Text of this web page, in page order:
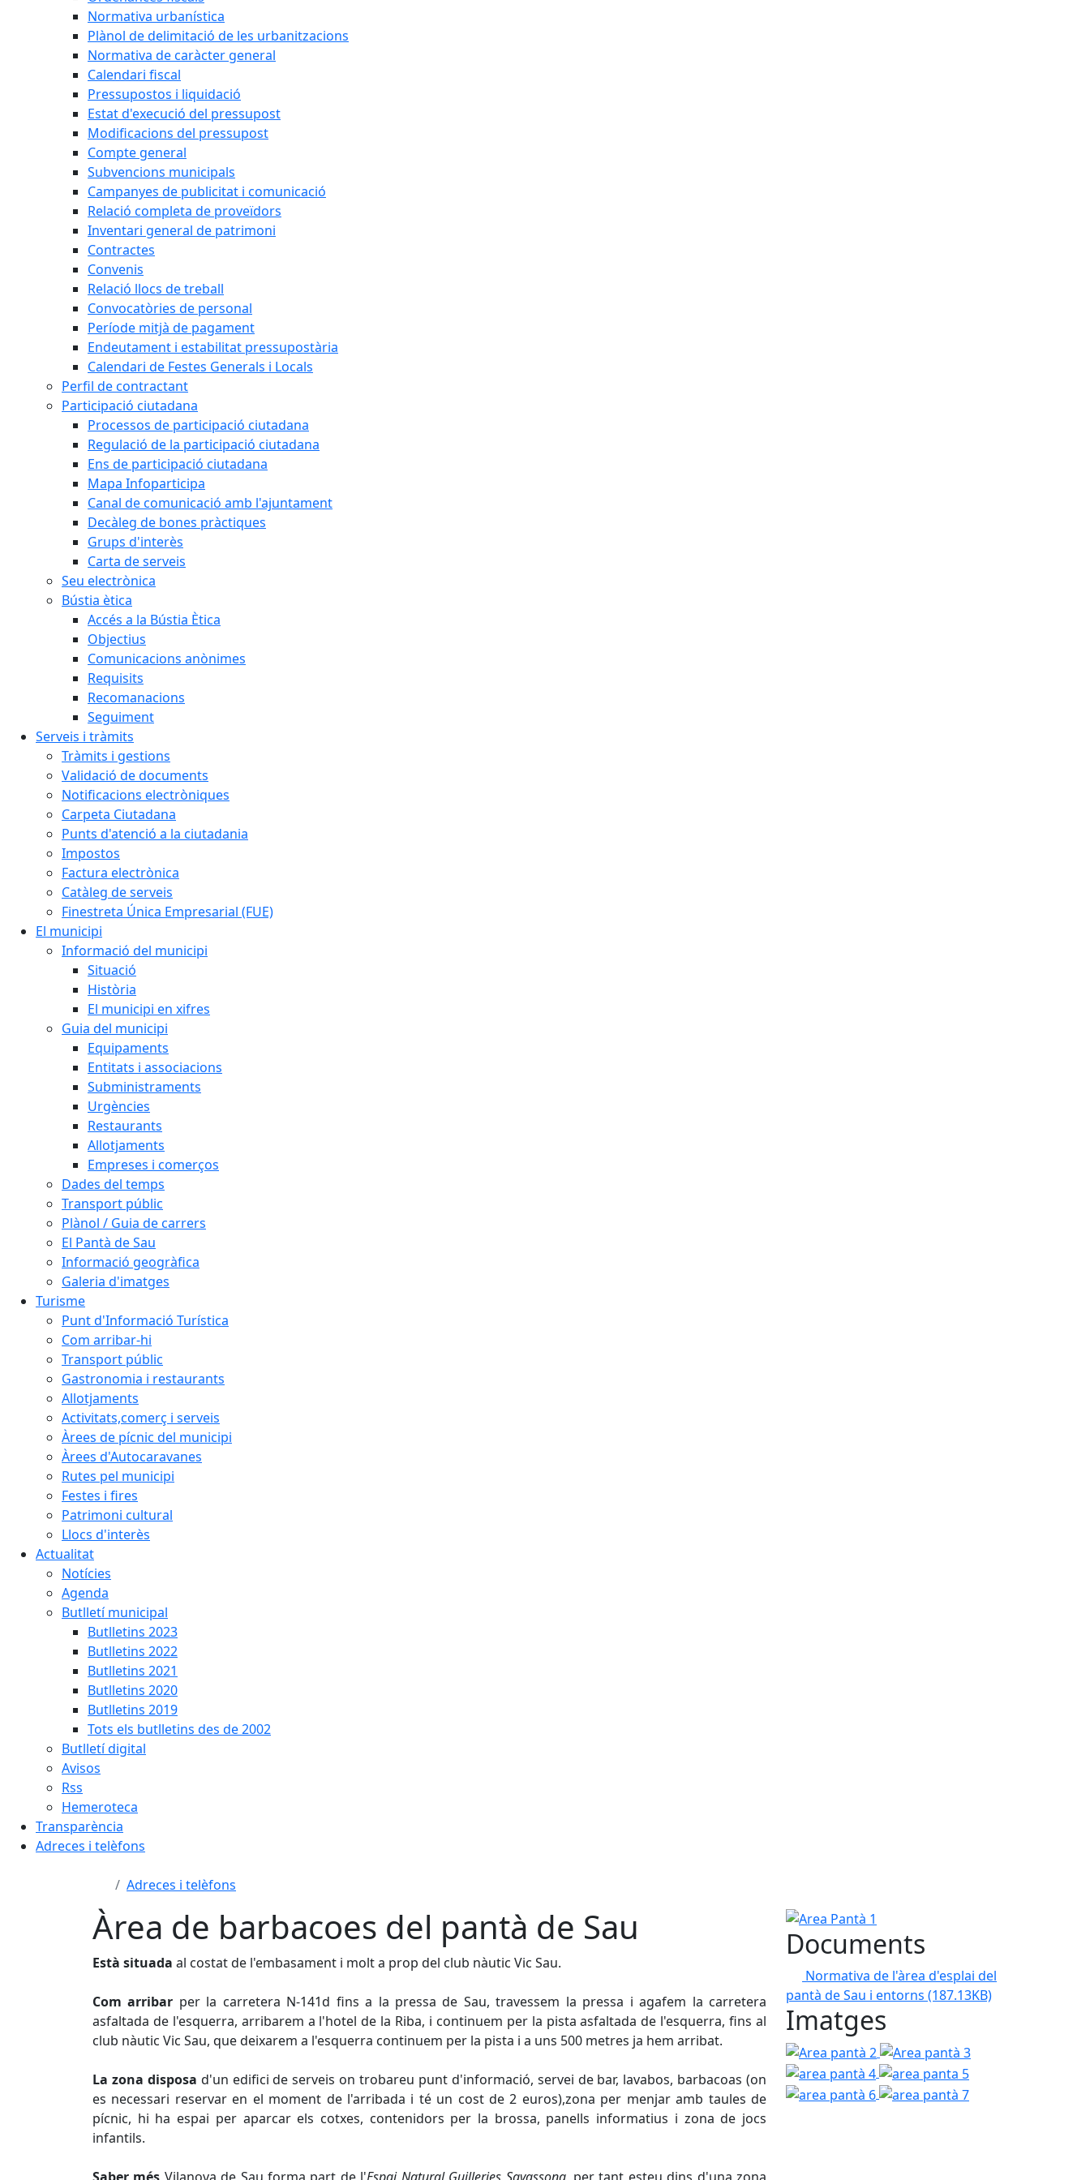
Normativa urbanística
Plànol de delimitació de les urbanitzacions
Normativa de caràcter general
Calendari fiscal
Pressupostos i liquidació
Estat d'execució del pressupost
Modificacions del pressupost
Compte general
Subvencions municipals
Campanyes de publicitat i comunicació
Relació completa de proveïdors
Inventari general de patrimoni
Contractes
Convenis
Relació llocs de treball
Convocatòries de personal
Període mitjà de pagament
Endeutament i estabilitat pressupostària
Calendari de Festes Generals i Locals
Perfil de contractant
Participació ciutadana
Processos de participació ciutadana
Regulació de la participació ciutadana
Ens de participació ciutadana
Mapa Infoparticipa
Canal de comunicació amb l'ajuntament
Decàleg de bones pràctiques
Grups d'interès
Carta de serveis
Seu electrònica
Bústia ètica
Accés a la Bústia Ètica
Objectius
Comunicacions anònimes
Requisits
Recomanacions
Seguiment
Serveis i tràmits
Tràmits i gestions
Validació de documents
Notificacions electròniques
Carpeta Ciutadana
Punts d'atenció a la ciutadania
Impostos
Factura electrònica
Catàleg de serveis
Finestreta Única Empresarial (FUE)
El municipi
Informació del municipi
Situació
Història
El municipi en xifres
Guia del municipi
Equipaments
Entitats i associacions
Subministraments
Urgències
Restaurants
Allotjaments
Empreses i comerços
Dades del temps
Transport públic
Plànol / Guia de carrers
El Pantà de Sau
Informació geogràfica
Galeria d'imatges
Turisme
Punt d'Informació Turística
Com arribar-hi
Transport públic
Gastronomia i restaurants
Allotjaments
Activitats,comerç i serveis
Àrees de pícnic del municipi
Àrees d'Autocaravanes
Rutes pel municipi
Festes i fires
Patrimoni cultural
Llocs d'interès
Actualitat
Notícies
Agenda
Butlletí municipal
Butlletins 2023
Butlletins 2022
Butlletins 2021
Butlletins 2020
Butlletins 2019
Tots els butlletins des de 2002
Butlletí digital
Avisos
Rss
Hemeroteca
Transparència
Adreces i telèfons
Adreces i telèfons
Àrea de barbacoes del pantà de Sau
Està situada al costat de l'embasament i molt a prop del club nàutic Vic Sau.
Com arribar per la carretera N-141d fins a la pressa de Sau, travessem la pressa i agafem la carretera
asfaltada de l'esquerra, arribarem a l'hotel de la Riba, i continuem per la pista asfaltada de l'esquerra, fins al
club nàutic Vic Sau, que deixarem a l'esquerra continuem per la pista i a uns 500 metres ja hem arribat.
La zona disposa d'un edifici de serveis on trobareu punt d'informació, servei de bar, lavabos, barbacoas (on
es necessari reservar en el moment de l'arribada i té un cost de 2 euros),zona per menjar amb taules de
pícnic, hi ha espai per aparcar els cotxes, contenidors per la brossa, panells informatius i zona de jocs
infantils.
Area Pantà 1
Documents
Normativa de l'àrea d'esplai del
pantà de Sau i entorns (187.13KB)
Imatges
Area pantà 2 Area pantà 3
area pantà 4
area panta 5
area pantà 6
area pantà 7